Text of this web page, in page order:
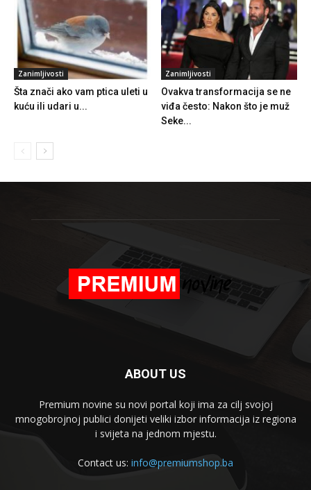
Zanimljivosti
Šta znači ako vam ptica uleti u
kuću ili udari u...
Zanimljivosti
Ovakva transformacija se ne
viđa često: Nakon što je muž
Seke...
ABOUT US
Premium novine su novi portal koji ima za cilj svojoj
mnogobrojnoj publici donijeti veliki izbor informacija iz regiona
i svijeta na jednom mjestu.
Contact us: info@premiumshop.ba